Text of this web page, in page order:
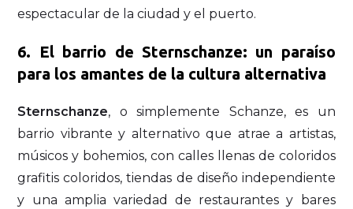
espectacular de la ciudad y el puerto.
6. El barrio de Sternschanze: un paraíso
para los amantes de la cultura alternativa
Sternschanze, o simplemente Schanze, es un
barrio vibrante y alternativo que atrae a artistas,
músicos y bohemios, con calles llenas de coloridos
grafitis coloridos, tiendas de diseño independiente
y una amplia variedad de restaurantes y bares